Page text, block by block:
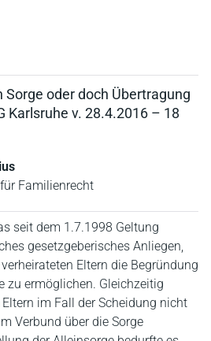
Sorge oder doch Übertragung
Karlsruhe v. 28.4.2016 – 18
Familienrecht
seit dem 1.7.1998 Geltung
gesetzgeberisches Anliegen,
Eltern die Begründung
zu ermöglichen. Gleichzeitig
im Fall der Scheidung nicht
Verbund über die Sorge